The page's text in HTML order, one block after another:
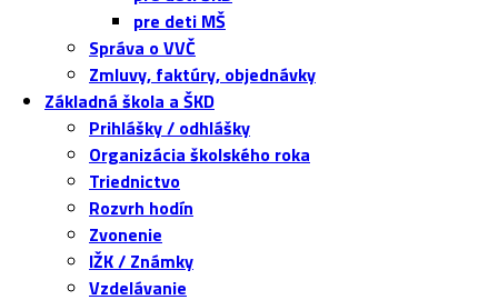
pre deti MŠ
Správa o VVČ
Zmluvy, faktúry, objednávky
Základná škola a ŠKD
Prihlášky / odhlášky
Organizácia školského roka
Triednictvo
Rozvrh hodín
Zvonenie
IŽK / Známky
Vzdelávanie